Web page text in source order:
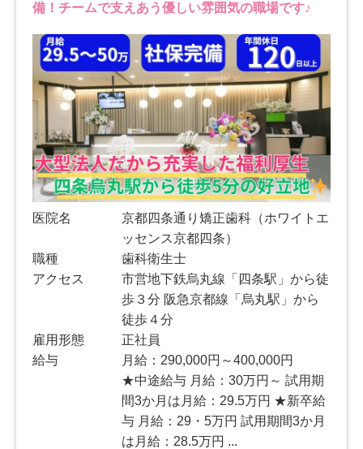
備！チームで支えあう優しい雰囲気の職場です♪
医院名
京都四条通り矯正歯科（ホワイトエ
ッセンス京都四条）
職種
歯科衛生士
アクセス
市営地下鉄烏丸線「四条駅」から徒
歩３分 阪急京都線「烏丸駅」から
徒歩４分
雇用形態
正社員
給与
月給：290,000円～400,000円
★中途給与 月給：30万円～ 試用期
間3か月は月給：29.5万円 ★新卒給
与 月給：29・5万円 試用期間3か月
は月給：28.5万円 ...